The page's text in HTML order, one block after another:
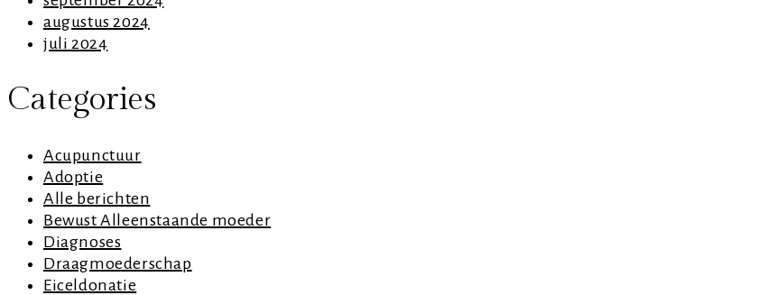
augustus 2024
juli 2024
Categories
Acupunctuur
Adoptie
Alle berichten
Bewust Alleenstaande moeder
Diagnoses
Draagmoederschap
Eiceldonatie